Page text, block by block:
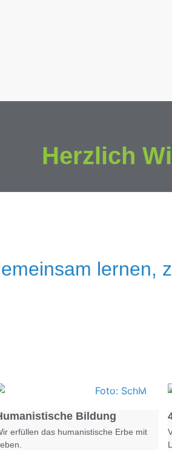
Herzlich
lernen,
Foto: SchM
Bildung
erfüllen das humanistische Erbe mit